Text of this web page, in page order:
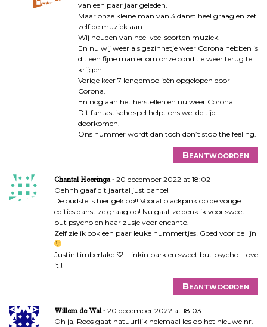
van een paar jaar geleden.
Maar onze kleine man van 3 danst heel graag en zet
zelf de muziek aan.
Wij houden van heel veel soorten muziek.
En nu wij weer als gezinnetje weer Corona hebben is
dit een fijne manier om onze conditie weer terug te
krijgen.
Vorige keer 7 longembolieën opgelopen door
Corona.
En nog aan het herstellen en nu weer Corona.
Dit fantastische spel helpt ons wel de tijd
doorkomen.
Ons nummer wordt dan toch don’t stop the feeling.
Beantwoorden
Chantal Heeringa
20 december 2022 at 18:02
Oehhh gaaf dit jaartal just dance!
De oudste is hier gek op!! Vooral blackpink op de vorige
edities danst ze graag op! Nu gaat ze denk ik voor sweet
but psycho en haar zusje voor encanto.
Zelf zie ik ook een paar leuke nummertjes! Goed voor de lijn
Justin timberlake ♡. Linkin park en sweet but psycho. Love
it!!
Beantwoorden
Willem de Wal
20 december 2022 at 18:03
Oh ja, Roos gaat natuurlijk helemaal los op het nieuwe nr.